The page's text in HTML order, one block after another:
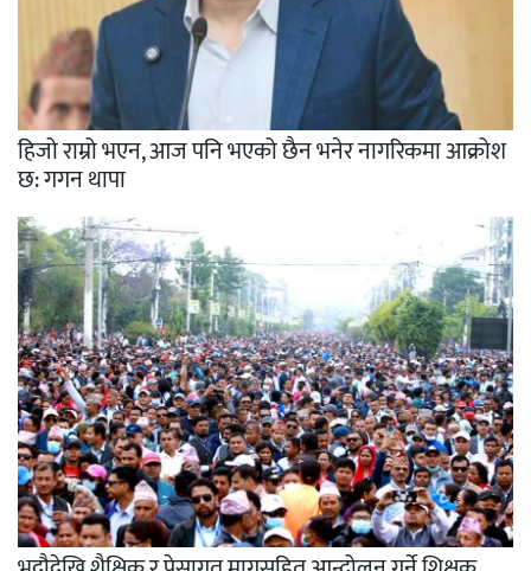
हिजो राम्रो भएन, आज पनि भएको छैन भनेर नागरिकमा आक्रोश
छ: गगन थापा